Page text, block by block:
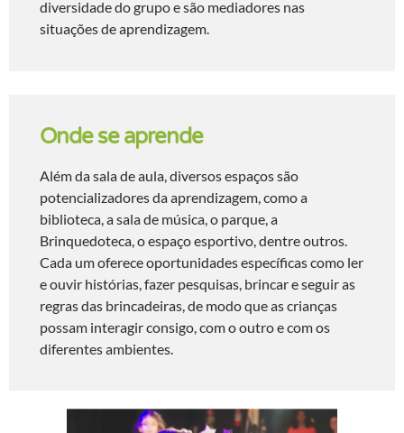
diversidade do grupo e são mediadores nas
situações de aprendizagem.
Onde se aprende
Além da sala de aula, diversos espaços são
potencializadores da aprendizagem, como a
biblioteca, a sala de música, o parque, a
Brinquedoteca, o espaço esportivo, dentre outros.
Cada um oferece oportunidades específicas como ler
e ouvir histórias, fazer pesquisas, brincar e seguir as
regras das brincadeiras, de modo que as crianças
possam interagir consigo, com o outro e com os
diferentes ambientes.